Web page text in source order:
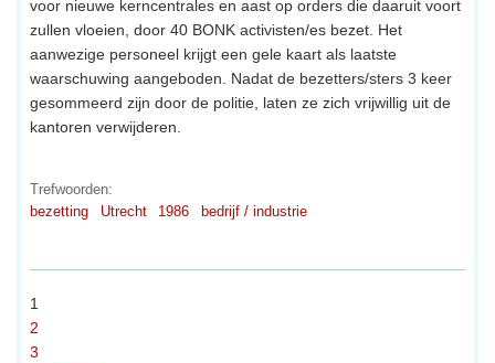
voor nieuwe kerncentrales en aast op orders die daaruit voort
zullen vloeien, door 40 BONK activisten/es bezet. Het
aanwezige personeel krijgt een gele kaart als laatste
waarschuwing aangeboden. Nadat de bezetters/sters 3 keer
gesommeerd zijn door de politie, laten ze zich vrijwillig uit de
kantoren verwijderen.
Trefwoorden:
bezetting
Utrecht 1986 bedrijf / industrie
1
2
3